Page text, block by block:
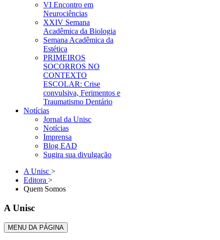
VI Encontro em
Neurociências
XXIV Semana
Acadêmica da Biologia
Semana Acadêmica da
Estética
PRIMEIROS
SOCORROS NO
CONTEXTO
ESCOLAR: Crise
convulsiva, Ferimentos e
Traumatismo Dentário
Notícias
Jornal da Unisc
Notícias
Imprensa
Blog EAD
Sugira sua divulgação
A Unisc >
Editora >
Quem Somos
A Unisc
MENU DA PÁGINA